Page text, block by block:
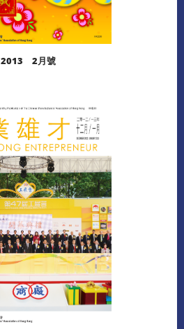
閱讀更多
2013 2月號